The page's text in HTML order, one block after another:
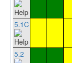
5.1C
5.2